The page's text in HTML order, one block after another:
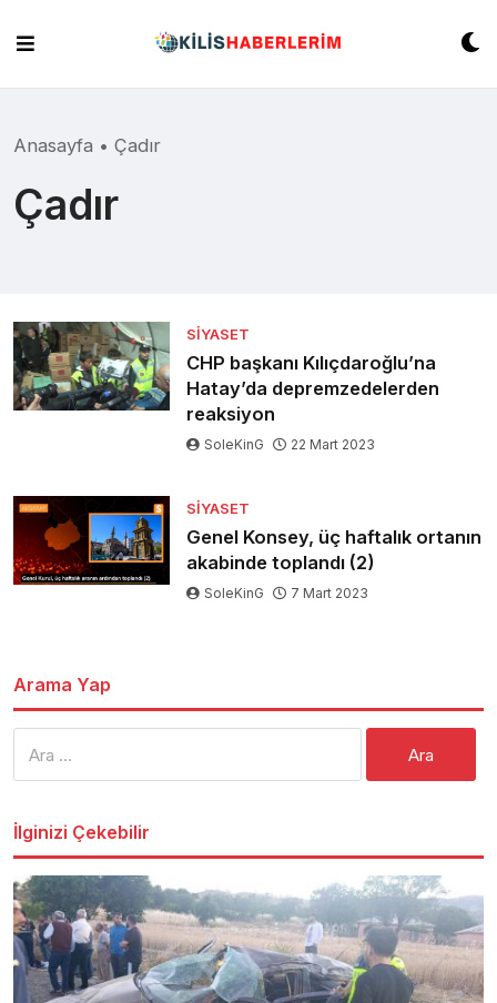
content
Anasayfa • Çadır
Çadır
SIYASET
CHP başkanı Kılıçdaroğlu’na
Hatay’da depremzedelerden
reaksiyon
SoleKinG 22 Mart 2023
SIYASET
Genel Konsey, üç haftalık ortanın
akabinde toplandı (2)
SoleKinG 7 Mart 2023
Arama Yap
İlginizi Çekebilir